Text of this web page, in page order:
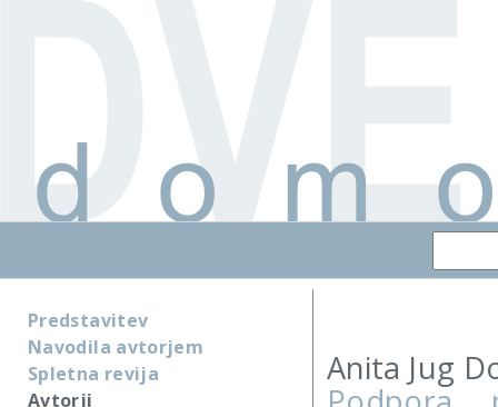
Predstavitev
Navodila avtorjem
Spletna revija
Avtorji
Anita Jug